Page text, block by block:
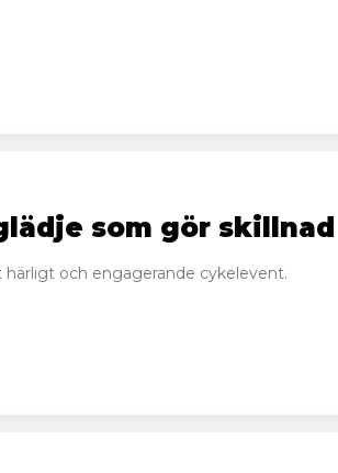
som gör skillnad
och engagerande cykelevent.